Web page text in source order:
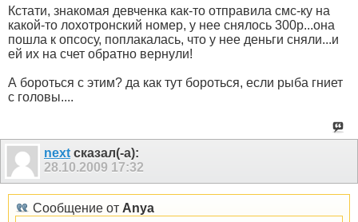
Кстати, знакомая девченка как-то отправила смс-ку на
какой-то лохотронский номер, у нее снялось 300р...она
пошла к опсосу, поплакалась, что у нее деньги сняли...и
ей их на счет обратно вернули!
А бороться с этим? да как тут бороться, если рыба гниет
с головы....
next сказал(-а):
28.10.2009 17:32
Сообщение от Anya